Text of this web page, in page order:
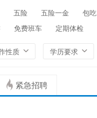
五险 五险一金
包吃
免费班车 定期体检
性质 学历要求
紧急招聘